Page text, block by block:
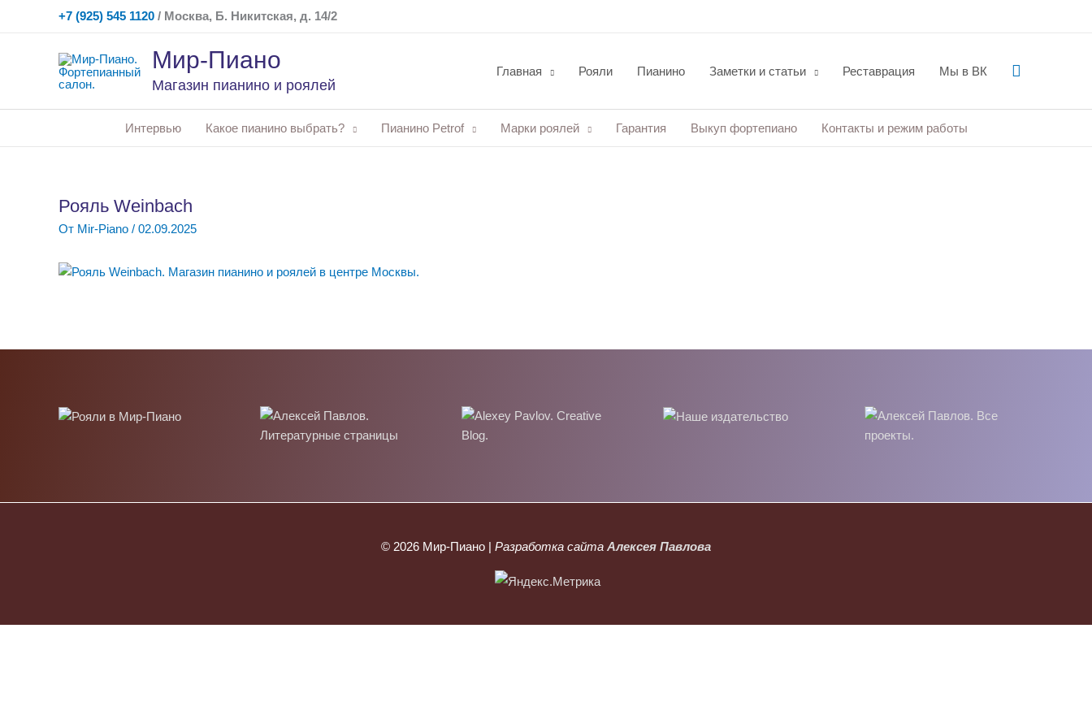
+7 (925) 545 1120 / Москва, Б. Никитская, д. 14/2
Мир-Пиано
Магазин пианино и роялей
Главная Рояли Пианино Заметки и статьи Реставрация Мы в ВК Поиск
Интервью Какое пианино выбрать? Пианино Petrof Марки роялей Гарантия Выкуп фортепиано Контакты и режим работы
Рояль Weinbach
От Mir-Piano / 02.09.2025
© 2026 Мир-Пиано | Разработка сайта Алексея Павлова